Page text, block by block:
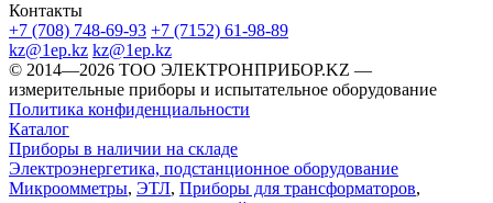
Контакты
+7 (708) 748-69-93 +7 (7152) 61-98-89
kz@1ep.kz kz@1ep.kz
©️ 2014—2026 ТОО ЭЛЕКТРОНПРИБОР.KZ —
измерительные приборы и испытательное оборудование
Политика конфиденциальности
Каталог
Приборы в наличии на складе
Электроэнергетика, подстанционное оборудование
Микроомметры, ЭТЛ, Приборы для трансформаторов,